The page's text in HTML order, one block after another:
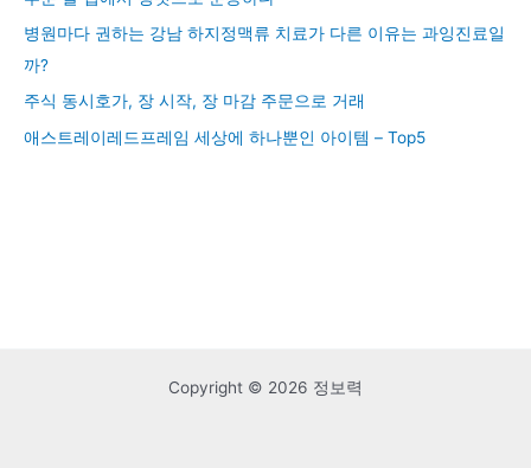
병원마다 권하는 강남 하지정맥류 치료가 다른 이유는 과잉진료일
까?
주식 동시호가, 장 시작, 장 마감 주문으로 거래
애스트레이레드프레임 세상에 하나뿐인 아이템 – Top5
Copyright © 2026 정보력